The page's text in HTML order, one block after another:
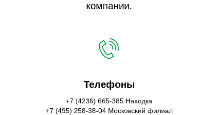
компании.
Телефоны
+7 (4236) 665-385 Находка
+7 (495) 258-38-04 Московский филиал